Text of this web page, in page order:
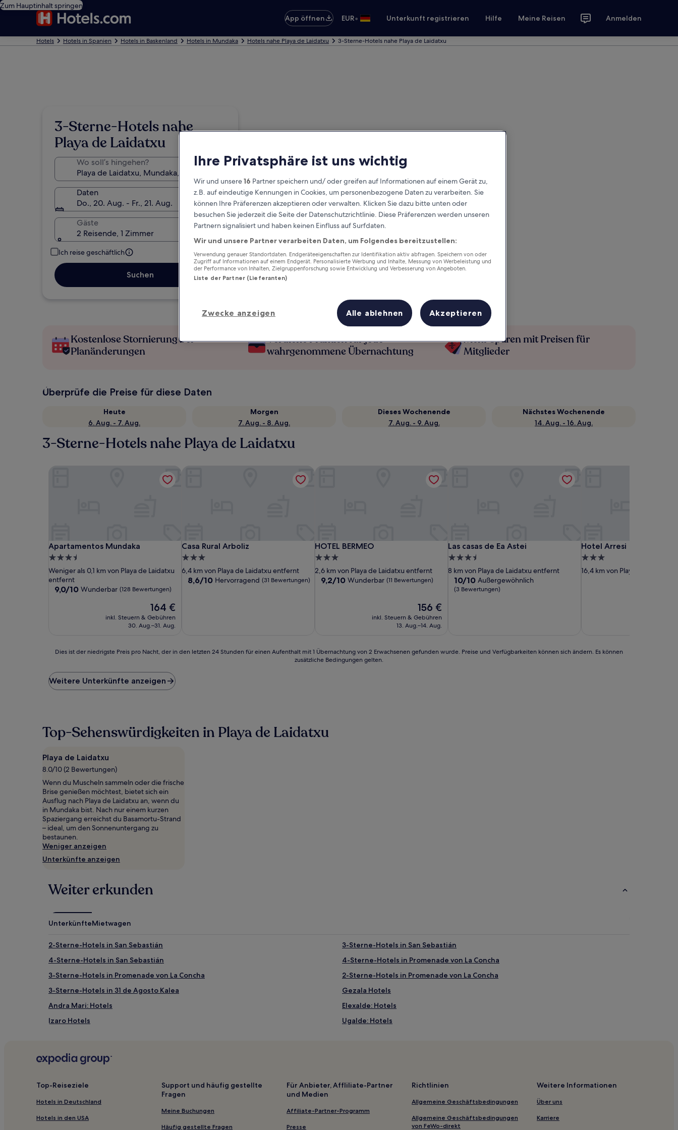
Zum Hauptinhalt springen
App öffnen
EUR• Unterkunft registrieren Hilfe Meine Reisen Anmelden
Hotels Hotels in Spanien Hotels in Baskenland Hotels in Mundaka Hotels nahe Playa de Laidatxu 3-Sterne-Hotels nahe Playa de Laidatxu
3-Sterne-Hotels nahe
Playa de Laidatxu
Wo soll’s hingehen?
Daten
Do., 20. Aug. - Fr., 21. Aug.
Gäste
2 Reisende, 1 Zimmer
Ich reise geschäftlich
Suchen
Kostenlose Stornierung bei
Planänderungen
Verdiene Prämien für jede
wahrgenommene Übernachtung
Mehr sparen mit Preisen für
Mitglieder
Überprüfe die Preise für diese Daten
Heute
6. Aug. - 7. Aug.
Morgen
7. Aug. - 8. Aug.
Dieses Wochenende
7. Aug. - 9. Aug.
Nächstes Wochenende
14. Aug. - 16. Aug.
3-Sterne-Hotels nahe Playa de Laidatxu
Apartamentos Mundaka
Apartamentos Mundaka
3.5-
Sterne-
Unterkunft
Weniger als 0,1 km von Playa de Laidatxu
entfernt
9.0
9,0/10 Wunderbar (128 Bewertungen)
Der
Preis
beträgt
164 €
inkl. Steuern & Gebühren
30. Aug.–31. Aug.
Casa Rural Arboliz
Casa Rural Arboliz
3.0-
Sterne-
Unterkunft
6,4 km von Playa de Laidatxu entfernt
8.6
8,6/10 Hervorragend (31 Bewertungen)
HOTEL BERMEO
HOTEL BERMEO
3.0-
Sterne-
Unterkunft
2,6 km von Playa de Laidatxu entfernt
9.2
9,2/10 Wunderbar (11 Bewertungen)
Der
Preis
beträgt
156 €
inkl. Steuern & Gebühren
13. Aug.–14. Aug.
Las casas de Ea Astei
Las casas de Ea Astei
3.5-
Sterne-
Unterkunft
8 km von Playa de Laidatxu entfernt
10.0
von
10/10 Außergewöhnlich
(3 Bewertungen)
Hotel Arresi
Hotel Arresi
3.0-
Sterne-
16,4 km von Playa de Laidatxu
Dies
niedrigste
Preis
den
letzten
für
einen
Aufenthalt
mit
1 Übernachtung
von
2 Erwachsenen
gefunden
wurde.
Preise
und
Verfügbarkeiten
ändern.
Es
zusätzliche
Bedingungen
Dies ist der niedrigste Preis pro Nacht, der in den letzten 24 Stunden für einen Aufenthalt mit 1 Übernachtung von 2 Erwachsenen gefunden wurde. Preise und Verfügbarkeiten können sich ändern. Es können
zusätzliche Bedingungen gelten.
Weitere Unterkünfte anzeigen
Top-Sehenswürdigkeiten in Playa de Laidatxu
Playa de Laidatxu
8.0/10 (2 Bewertungen)
Wenn du Muscheln sammeln oder die frische
Brise genießen möchtest, bietet sich ein
Ausflug nach Playa de Laidatxu an, wenn du
in Mundaka bist. Nach nur einem kurzen
Spaziergang erreichst du Basamortu-Strand
– ideal, um den Sonnenuntergang zu
bestaunen.
Weniger anzeigen
Unterkünfte anzeigen
Weiter erkunden
UnterkünfteMietwagen
2-Sterne-Hotels in San Sebastián
3-Sterne-Hotels in San Sebastián
4-Sterne-Hotels in San Sebastián
4-Sterne-Hotels in Promenade von La Concha
3-Sterne-Hotels in Promenade von La Concha
2-Sterne-Hotels in Promenade von La Concha
3-Sterne-Hotels in 31 de Agosto Kalea
Gezala Hotels
Andra Mari: Hotels
Elexalde: Hotels
Izaro Hotels
Ugalde: Hotels
Basurto-Zorroza: Hotels
Ereño Hotels
Murueta Hotels
Hotels nahe Bosque Encantado de Oma
Ugeraga: Hotels
Hotels nahe Parque Etxebarria
Top-Reiseziele
Hotels in Deutschland
Hotels in den USA
Support und häufig gestellte
Fragen
Meine Buchungen
Häufig gestellte Fragen
Für Anbieter, Affliliate-Partner
und Medien
Affiliate-Partner-Programm
Presse
Richtlinien
Allgemeine Geschäftsbedingungen
Allgemeine Geschäftsbedingungen
von FeWo-direkt
Weitere Informationen
Über uns
Karriere
Ihre Privatsphäre ist uns wichtig
Wir und unsere16 Partner speichern und/ oder greifen auf Informationen auf einem Gerät zu,
z.B. auf eindeutige Kennungen in Cookies, um personenbezogene Daten zu verarbeiten. Sie
können Ihre Präferenzen akzeptieren oder verwalten. Klicken Sie dazu bitte unten oder
besuchen Sie jederzeit die Seite der Datenschutzrichtlinie. Diese Präferenzen werden unseren
Partnern signalisiert und haben keinen Einfluss auf Surfdaten.
Wir und unsere Partner verarbeiten Daten, um Folgendes bereitzustellen:
Verwendung genauer Standortdaten. Endgeräteeigenschaften zur Identifikation aktiv abfragen. Speichern von oder
Zugriff auf Informationen auf einem Endgerät. Personalisierte Werbung und Inhalte, Messung von Werbeleistung und
der Performance von Inhalten, Zielgruppenforschung sowie Entwicklung und Verbesserung von Angeboten.
Liste der Partner (Lieferanten)
Zwecke anzeigen Alle ablehnen Akzeptieren